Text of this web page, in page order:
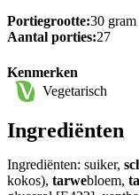
Portiegrootte:30 gram
Aantal porties:27
Kenmerken
Vegetarisch
Ingrediënten
Ingrediënten: suiker,
kokos), tarwebloem,